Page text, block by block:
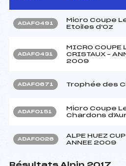
ADAF0491
Micro Coupe
Etoiles d'Oz
ADAF0431
MICRO COUPE
CRISTAUX –
2009
ADAF0671 Trophée des
ADAF0151
Micro Coupe
Chardons
ADAF0026
ALPE HUEZ
ANNEE 2009